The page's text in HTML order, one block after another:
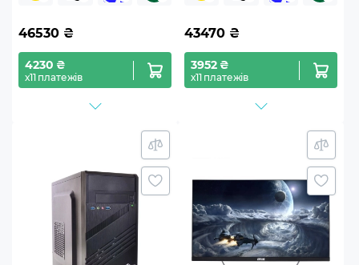
46530 ₴
4230 ₴
х11 платежів
43470 ₴
3952 ₴
х11 платежів